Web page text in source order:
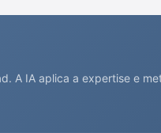
A IA aplica a expertise e